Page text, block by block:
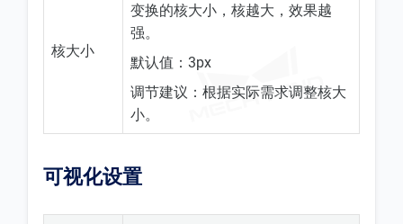
核大小
变换的核大小，核越大，效果越
强。
默认值：3px
调节建议：根据实际需求调整核大
小。
可视化设置